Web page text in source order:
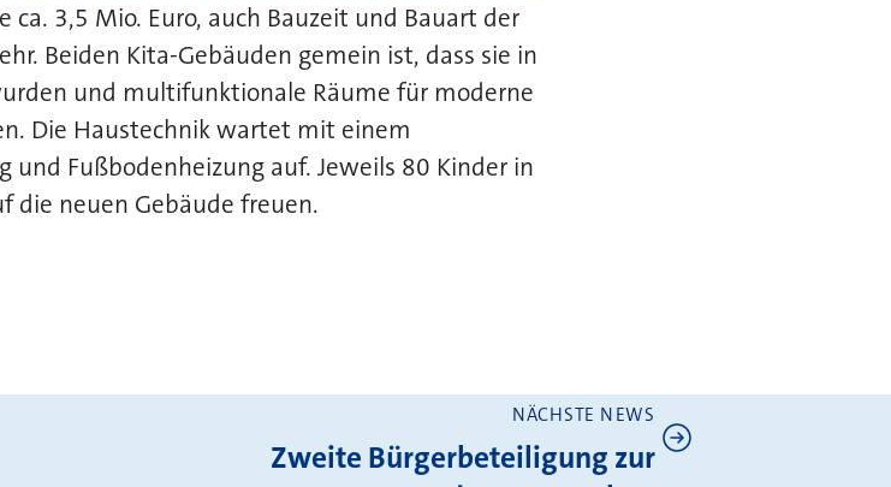
ca. 3,5 Mio. Euro, auch Bauzeit und Bauart der
Beiden Kita-Gebäuden gemein ist, dass sie in
und multifunktionale Räume für moderne
Die Haustechnik wartet mit einem
Fußbodenheizung auf. Jeweils 80 Kinder in
die neuen Gebäude freuen.
NÄCHSTE NEWS
Zweite Bürgerbeteiligung zur